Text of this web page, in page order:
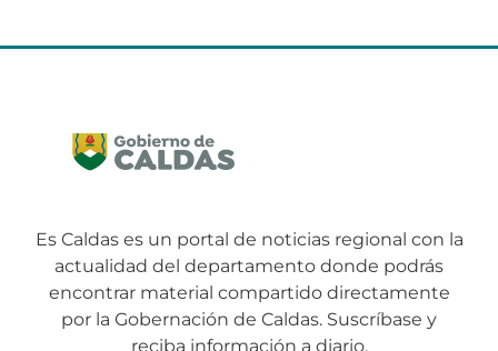
Es Caldas es un portal de noticias regional con la
actualidad del departamento donde podrás
encontrar material compartido directamente
por la Gobernación de Caldas. Suscríbase y
reciba información a diario.